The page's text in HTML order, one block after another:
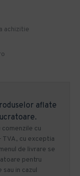
achizitie
aflate
cu
cu exceptia
de livrare se
pentru
in cazul